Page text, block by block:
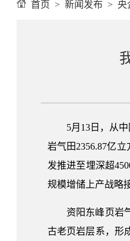
首页 > 新闻发布 > 央
5月13日，从
岩气田2356.87亿
发推进至埋深超
规模增储上产战略
资阳东峰页岩
古老页岩层系，形